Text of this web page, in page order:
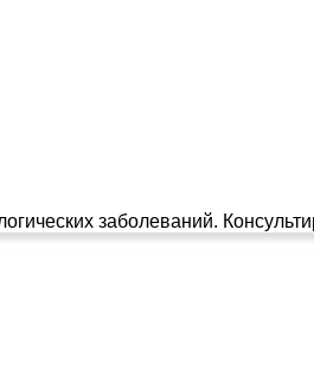
заболеваний.